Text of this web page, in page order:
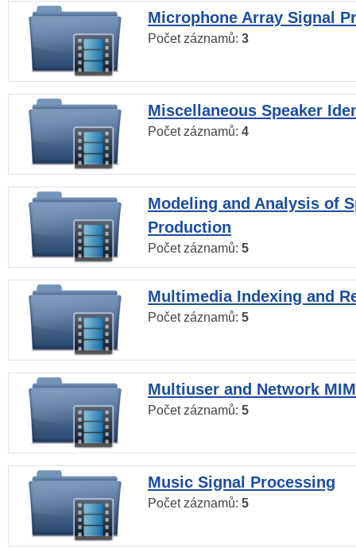
Microphone Array Signal
Počet záznamů: 3
Miscellaneous Speaker
Počet záznamů: 4
Modeling and Analysis of
Production
Počet záznamů: 5
Multimedia Indexing and
Počet záznamů: 5
Multiuser and Network
Počet záznamů: 5
Music Signal Processing
Počet záznamů: 5